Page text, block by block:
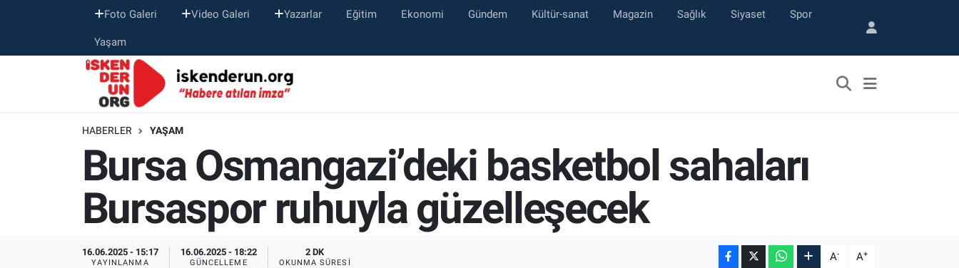
Foto Galeri Video Galeri Yazarlar Eğitim Ekonomi Gündem Kültür-sanat Magazin Sağlık Siyaset Spor
Yaşam
HABERLER YAŞAM
Bursa Osmangazi’deki basketbol sahaları
Bursaspor ruhuyla güzelleşecek
16.06.2025 - 15:17
YAYINLANMA
16.06.2025 - 18:22
GÜNCELLEME
2 DK
OKUNMA SÜRESI A- A+